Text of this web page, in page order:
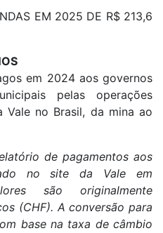
EM 2025 DE R$ 213,6
em 2024 aos governos
pelas operações
no Brasil, da mina ao
de pagamentos aos
no site da Vale em
são originalmente
(CHF). A conversão para
base na taxa de câmbio